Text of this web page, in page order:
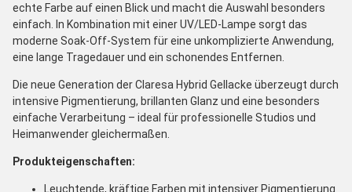
echte Farbe auf einen Blick und macht die Auswahl besonders
einfach. In Kombination mit einer UV/LED-Lampe sorgt das
moderne Soak-Off-System für eine unkomplizierte Anwendung,
eine lange Tragedauer und ein schonendes Entfernen.
Die neue Generation der Claresa Hybrid Gellacke überzeugt durch
intensive Pigmentierung, brillanten Glanz und eine besonders
einfache Verarbeitung – ideal für professionelle Studios und
Heimanwender gleichermaßen.
Produkteigenschaften:
Leuchtende, kräftige Farben mit intensiver Pigmentierung